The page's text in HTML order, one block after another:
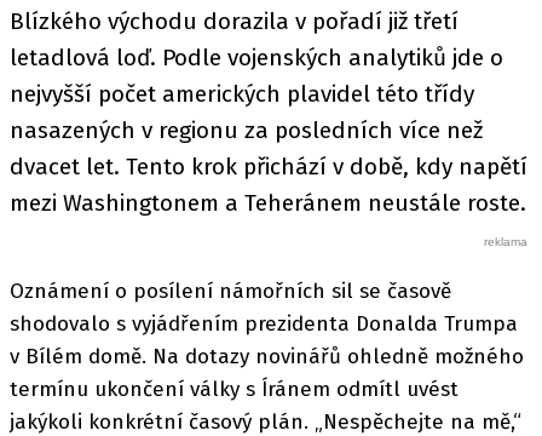
Blízkého východu dorazila v pořadí již třetí
letadlová loď. Podle vojenských analytiků jde o
nejvyšší počet amerických plavidel této třídy
nasazených v regionu za posledních více než
dvacet let. Tento krok přichází v době, kdy napětí
mezi Washingtonem a Teheránem neustále roste.
Oznámení o posílení námořních sil se časově
shodovalo s vyjádřením prezidenta Donalda Trumpa
v Bílém domě. Na dotazy novinářů ohledně možného
termínu ukončení války s Íránem odmítl uvést
jakýkoli konkrétní časový plán. „Nespěchejte na mě,“